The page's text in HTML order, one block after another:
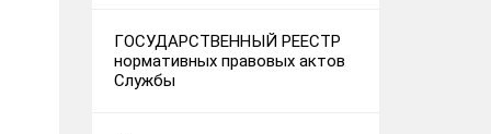
ГОСУДАРСТВЕННЫЙ РЕЕСТР
нормативных правовых актов
Службы